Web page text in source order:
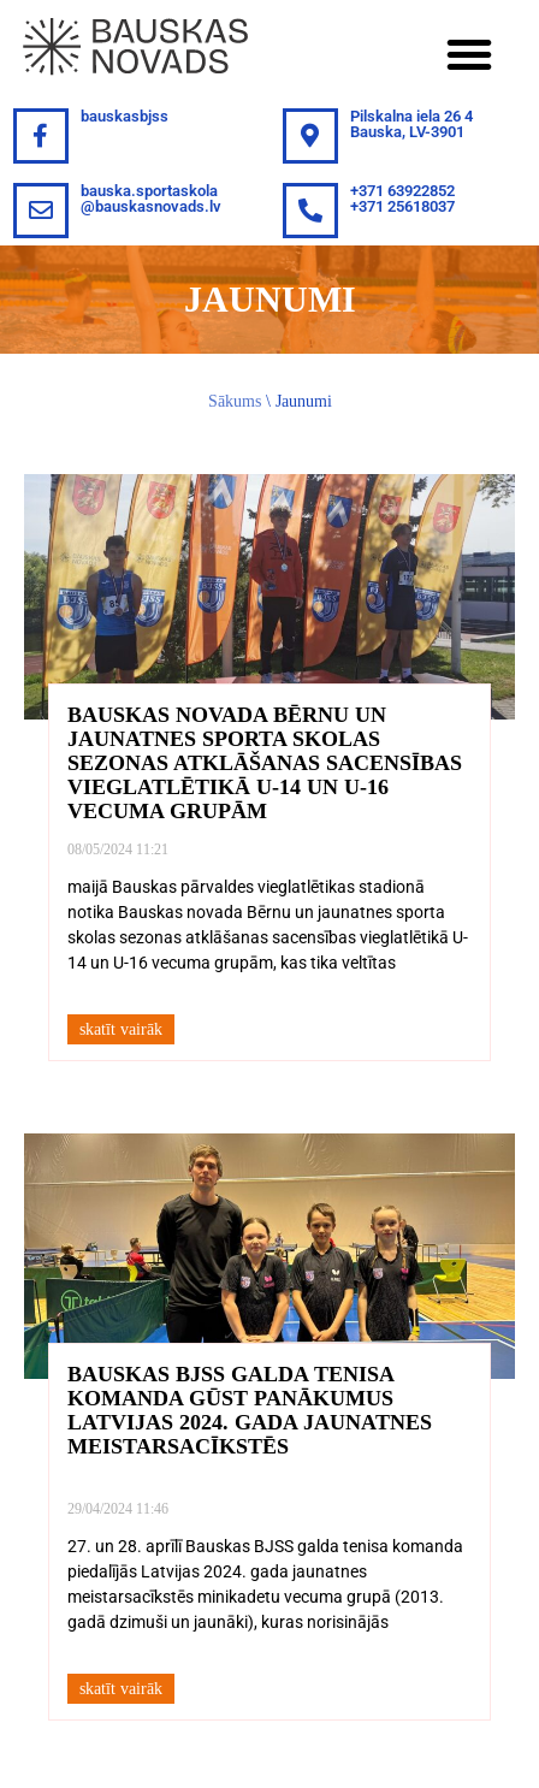
bauskasbjss
Pilskalna iela 26 4
Bauska, LV-3901
bauska.sportaskola
@bauskasnovads.lv
+371 63922852
+371 25618037
JAUNUMI
Sākums\ Jaunumi
BAUSKAS NOVADA BĒRNU UN
JAUNATNES SPORTA SKOLAS
SEZONAS ATKLĀŠANAS SACENSĪBAS
VIEGLATLĒTIKĀ U-14 UN U-16
VECUMA GRUPĀM
08/05/2024 11:21
maijā Bauskas pārvaldes vieglatlētikas stadionā
notika Bauskas novada Bērnu un jaunatnes sporta
skolas sezonas atklāšanas sacensības vieglatlētikā U-
14 un U-16 vecuma grupām, kas tika veltītas
skatīt vairāk
BAUSKAS BJSS GALDA TENISA
KOMANDA GŪST PANĀKUMUS
LATVIJAS 2024. GADA JAUNATNES
MEISTARSACĪKSTĒS
29/04/2024 11:46
27. un 28. aprīlī Bauskas BJSS galda tenisa komanda
piedalījās Latvijas 2024. gada jaunatnes
meistarsacīkstēs minikadetu vecuma grupā (2013.
gadā dzimuši un jaunāki), kuras norisinājās
skatīt vairāk